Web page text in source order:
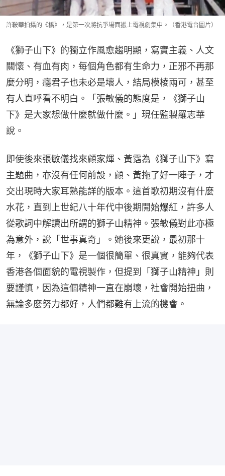
許鞍華拍攝的《橋》，是第一次將抗爭場面搬上電視劇集中。（香港電台圖片）
《獅子山下》的獨立作風愈趨明顯，寫實主義、人文
關懷、有血有肉，每個角色都有生命力，正邪不再那
麼分明，癮君子也未必是壞人，結局模棱兩可，甚至
有人直呼看不明白。「張敏儀的態度是，《獅子山
下》是大家想做什麼就做什麼。」現任監製羅志華
說。
即使後來張敏儀找來顧家煇、黃霑為《獅子山下》寫
主題曲，亦沒有任何前設，顧、黃拖了好一陣子，才
交出現時大家耳熟能詳的版本。這首歌初期沒有什麼
水花，直到上世紀八十年代中後期開始爆紅，許多人
從歌詞中解讀出所謂的獅子山精神。張敏儀對此亦極
為意外，說「世事真奇」。她後來更說，最初那十
年，《獅子山下》是一個很簡單、很真實，能夠代表
香港各個面貌的電視製作，但提到「獅子山精神」則
要謹慎，因為這個精神一直在崩壞，社會開始扭曲，
無論多麼努力都好，人們都難有上流的機會。